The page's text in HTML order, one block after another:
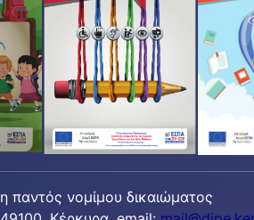
νομίμου δικαιώματος